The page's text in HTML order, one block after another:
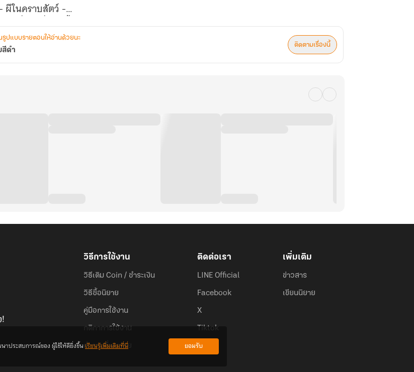
ผีในคราบสัตว์ -
อนที่พวกยี่เกจะขึ้นทำการแสดงในตอนกลางคืน
กๆ ลักษณะรูปร่างหน้าตาคล้ายลิงนั่งอยู่บนบ่าของพวกเขา
น้าเลียตาทำให้จากนักแสดงหน้าตาธรรมดา กลายเป็นคนที่สะสวยหล่อเหลา
มหลงใหลจนถึงขั้นยอมทุ่มเงินหมดหน้าตักเพื่อเลี้ยงดูเลยทีเดียว
รูปแบบรายตอนให้อ่านด้วยนะ
สีดำ
ติดตามเรื่องนี้
!
วิธีการใช้งาน
วิธีเติม Coin / ชำระเงิน
วิธีซื้อนิยาย
คู่มือการใช้งาน
กติกาการใช้งาน
คำถามที่พบบ่อย
ติดต่อเรา
LINE Official
Facebook
X
Tiktok
เพิ่มเติม
ข่าวสาร
เขียนนิยาย
ประสบการณ์ของ ผู้ใช้ให้ดียิ่งขึ้นเรียนรู้เพิ่มเติมที่นี่ ยอมรับ